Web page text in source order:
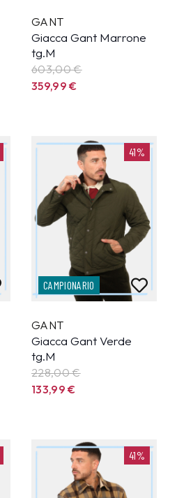
GANT
Giacca Gant Marrone
tg.M
603,00 €
359,99€
41%
CAMPIONARIO
GANT
Giacca Gant Verde
tg.M
228,00 €
133,99€
41%